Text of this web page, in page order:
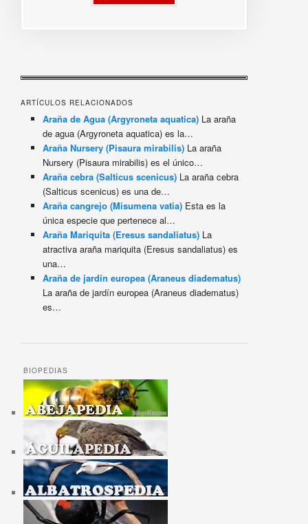
ARTÍCULOS RELACIONADOS
Araña de Agua (Argyroneta aquatica) La araña
de agua (Argyroneta aquatica) es la…
Araña Nursery (Pisaura mirabilis) La araña
Nursery (Pisaura mirabilis) es el único…
Araña cebra (Salticus scenicus) La araña cebra
(Salticus scenicus) es una de…
Araña cangrejo (Misumena vatia) Esta es la
única especie que pertenece al…
Araña Mariquita (Eresus sandaliatus) La
atractiva araña mariquita (Eresus sandaliatus) es
una…
Araña de jardín europea (Araneus diadematus)
La araña de jardín europea (Araneus diadematus)
es…
BIOPEDIAS